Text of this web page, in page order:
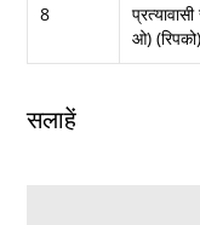
8
ओ)
सलाहें